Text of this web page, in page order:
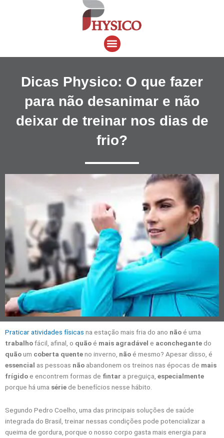
Menu
Dicas Physico: O que fazer
para não desanimar e não
deixar de treinar nos dias de
frio?
Praticar atividades físicas na estação mais fria do ano nãoé uma
trabalhofácil, afinal, o quãoé mais agradável e aconchegantedo
quãoum coberta quenteno inverno, nãoé mesmo? Apesar disso, é
essencial as pessoas não abandonem os treinos nas épocas de mais
frígidoe encontrem formas de fintar a preguiça, especialmente
porque há uma sériede benefícios nesse hábito.
Segundo Pedro Coelho, uma das principais soluções de saúde
integrada do Brasil, treinar nessas condições pode potencializar a
queima de gordura, porque o nosso corpo gasta mais energia para